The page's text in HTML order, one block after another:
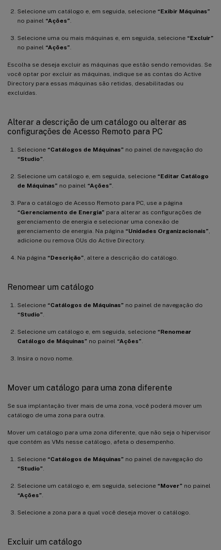
Selecione um catálogo e, em seguida, selecione “Exibir Máquinas”
no painel “Ações”
Selecione uma ou mais máquinas e, em seguida, selecione “Excluir”
no painel “Ações”
Escolha se deseja excluir as máquinas que estão sendo removidas. Se
você optar por excluir as máquinas, indique se as contas do Active
Directory para essas máquinas são retidas, desabilitadas ou
excluídas.
Alterar a descrição de um catálogo ou alterar as
configurações de Acesso Remoto para PC
Selecione “Catálogos de Máquinas” no painel de navegação do
“Studio”
Selecione um catálogo e, em seguida, selecione “Editar Catálogo
de Máquinas” no painel “Ações”
Para o catálogo de Acesso Remoto para PC, use a página
“Gerenciamento de Energia” para alterar as configurações de
gerenciamento de energia e selecionar uma conexão de
gerenciamento de energia. Na página “Unidades Organizacionais”
adicione ou remova OUs do Active Directory.
Na página “Descrição” , altere a descrição do catálogo.
Renomear um catálogo
Selecione “Catálogos de Máquinas” no painel de navegação do
“Studio”
Selecione um catálogo e, em seguida, selecione “Renomear
Catálogo de Máquinas” no painel “Ações”
Insira o novo nome.
Mover um catálogo para uma zona diferente
Se sua implantação tiver mais de uma zona, você poderá mover um
catálogo de uma zona para outra.
Mover um catálogo para uma zona diferente, que não seja o hipervisor
que contém as VMs nesse catálogo, afeta o desempenho.
Selecione “Catálogos de Máquinas” no painel de navegação do
“Studio”
Selecione um catálogo e, em seguida, selecione “Mover” no painel
“Ações”
Selecione a zona para a qual você deseja mover o catálogo.
Excluir um catálogo